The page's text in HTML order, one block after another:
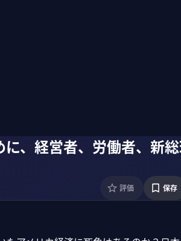
、経営者、労働者、新
評価 保存